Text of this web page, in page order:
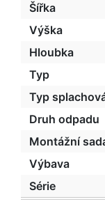
Šířka
Výška
Hloubka
Typ
Typ
Druh odpadu
Montážní
Výbava
Série